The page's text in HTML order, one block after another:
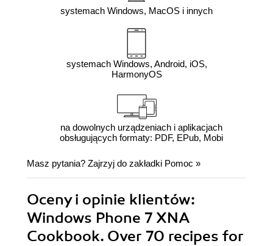
systemach Windows, MacOS i innych
systemach Windows, Android, iOS,
HarmonyOS
na dowolnych urządzeniach i aplikacjach
obsługujących formaty: PDF, EPub, Mobi
Masz pytania? Zajrzyj do zakładki Pomoc »
Oceny i opinie klientów:
Windows Phone 7 XNA
Cookbook. Over 70 recipes for